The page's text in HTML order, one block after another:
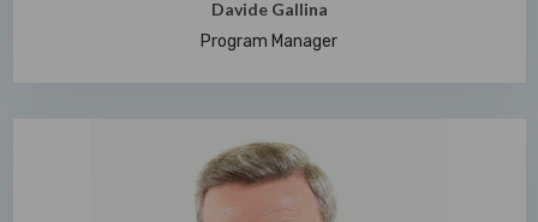
Davide Gallina
Program Manager